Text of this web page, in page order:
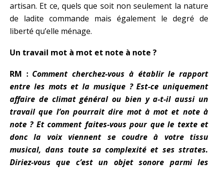
artisan. Et ce, quels que soit non seulement la nature
de ladite commande mais également le degré de
liberté qu’elle ménage.
Un travail mot à mot et note à note ?
RM : Comment cherchez-vous à établir le rapport
entre les mots et la musique ? Est-ce uniquement
affaire de climat général ou bien y a-t-il aussi un
travail que l’on pourrait dire mot à mot et note à
note ? Et comment faites-vous pour que le texte et
donc la voix viennent se coudre à votre tissu
musical, dans toute sa complexité et ses strates.
Diriez-vous que c’est un objet sonore parmi les